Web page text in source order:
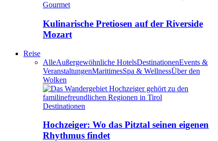
Gourmet
Kulinarische Pretiosen auf der Riverside
Mozart
Reise
AlleAußergewöhnliche HotelsDestinationenEvents &
VeranstaltungenMaritimesSpa & WellnessÜber den
Wolken
Destinationen
Hochzeiger: Wo das Pitztal seinen eigenen
Rhythmus findet